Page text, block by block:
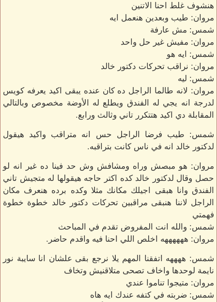
هنشوف غلط احنا الاتنين
مروان: طيب وبعدين هنعمل ايه
شمس: مش عارفة
مروان: مفيش غير حل واحد
شمس: ايه هو
مروان: نراقب تحركات دكتور خالد
شمس: ليه
مروان: لانه طالما الراجل ده كان عنده يبقى اكيد يعرفه كويس
لدرجة انه يجي له الفندق ويطلع له الأوضة مخصوص وبالتالي
المقابلة دي اكيد هتتكرر تاني وثالث ورابع.
شمس: طيب فرضا الراجل حس انه متراقب واكيد هيقول
لدكتور خالد انه في ناس كانت بتراقبه.
مروان: هو مبصش وراه ومشافش وش حد فينا ده غير انه لو
حصل وقال لدكتور خالد كده اكتر حاجه هيقولها له متجيش تاني
الفندق وانا هبقى اجيلك مكانك مثلا وكده برده هنعرف مكان
الراجل لاننا هنبقى مراقبين تحركات دكتور خالد خطوة خطوة
فهمتي
شمس: والله انت المفروض تقدم في المباحث
مروان: ههههههه اخلص اللي احنا فيه واقدم حاضر.
شمس: ههههه اتفقنا المهم يلا نرجع بقى علشان انا سايبة نور
نايمة لوحدها واخاف تصحى متلاقنيش وتخاف
مروان: متيجوا تناموا عندي
شمس: ضربته في كتفه عندك ايه هاه